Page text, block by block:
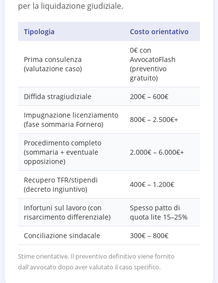
per la liquidazione giudiziale.
Tipologia Costo orientativo
Prima consulenza
(valutazione caso)
0€ con
AvvocatoFlash
(preventivo
gratuito)
Diffida stragiudiziale
200€ – 600€
Impugnazione licenziamento
(fase sommaria Fornero)
800€ – 2.500€+
Procedimento completo
(sommaria + eventuale
opposizione)
2.000€ – 6.000€+
Recupero TFR/stipendi
(decreto ingiuntivo)
400€ – 1.200€
Infortuni sul lavoro (con
risarcimento differenziale)
Spesso patto di
quota lite 15–25%
Conciliazione sindacale
300€ – 800€
Stime orientative. Il preventivo definitivo viene fornito
dall'avvocato dopo aver valutato il caso specifico.